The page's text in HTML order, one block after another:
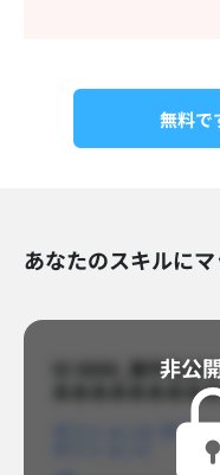
無料で
あなたのスキルに
ID 8888_案件名あ
ああああああああ
ポジシ
非公